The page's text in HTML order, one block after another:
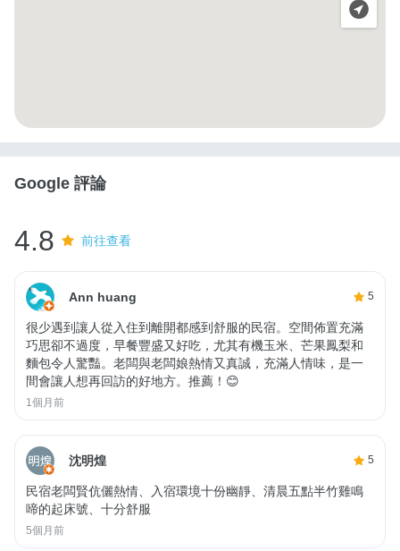
Google 評論
4.8 前往查看
Ann huang 5
很少遇到讓人從入住到離開都感到舒服的民宿。空間佈置充滿
巧思卻不過度，早餐豐盛又好吃，尤其有機玉米、芒果鳳梨和
麵包令人驚豔。老闆與老闆娘熱情又真誠，充滿人情味，是一
間會讓人想再回訪的好地方。推薦！😊
1個月前
沈明煌 5
民宿老闆賢伉儷熱情、入宿環境十份幽靜、清晨五點半竹雞鳴
啼的起床號、十分舒服
5個月前